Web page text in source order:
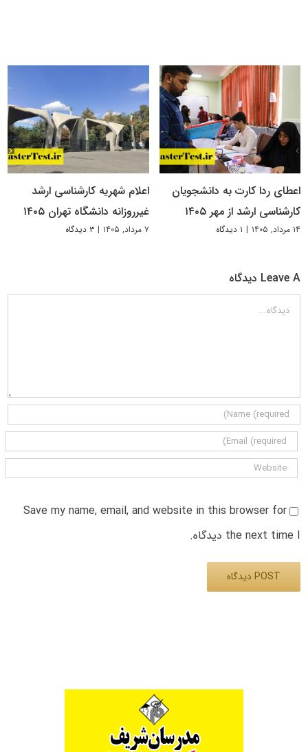
اعطای ردا کارت به دانشجویان
کارشناسی ارشد از مهر ۱۴۰۵
۱۴ مرداد, ۱۴۰۵ | ۱ دیدگاه
اعلام شهریه کارشناسی ارشد
غیرروزانه دانشگاه تهران ۱۴۰۵
۷ مرداد, ۱۴۰۵ | ۳ دیدگاه
Leave A دیدگاه
دیدگاه
Save my name, email, and website in this browser for
the next time I دیدگاه.